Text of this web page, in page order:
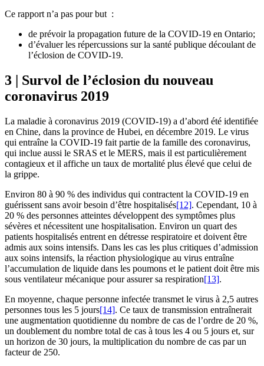
Ce rapport n’a pas pour but :
de prévoir la propagation future de la COVID-19 en Ontario;
d’évaluer les répercussions sur la santé publique découlant de
l’éclosion de COVID-19.
3 | Survol de l’éclosion du nouveau
coronavirus 2019
La maladie à coronavirus 2019 (COVID-19) a d’abord été identifiée
en Chine, dans la province de Hubei, en décembre 2019. Le virus
qui entraîne la COVID-19 fait partie de la famille des coronavirus,
qui inclue aussi le SRAS et le MERS, mais il est particulièrement
contagieux et il affiche un taux de mortalité plus élevé que celui de
la grippe.
Environ 80 à 90 % des individus qui contractent la COVID-19 en
guérissent sans avoir besoin d’être hospitalisés[12]. Cependant, 10 à
20 % des personnes atteintes développent des symptômes plus
sévères et nécessitent une hospitalisation. Environ un quart des
patients hospitalisés entrent en détresse respiratoire et doivent être
admis aux soins intensifs. Dans les cas les plus critiques d’admission
aux soins intensifs, la réaction physiologique au virus entraîne
l’accumulation de liquide dans les poumons et le patient doit être mis
sous ventilateur mécanique pour assurer sa respiration[13].
En moyenne, chaque personne infectée transmet le virus à 2,5 autres
personnes tous les 5 jours[14]. Ce taux de transmission entraînerait
une augmentation quotidienne du nombre de cas de l’ordre de 20 %,
un doublement du nombre total de cas à tous les 4 ou 5 jours et, sur
un horizon de 30 jours, la multiplication du nombre de cas par un
facteur de 250.